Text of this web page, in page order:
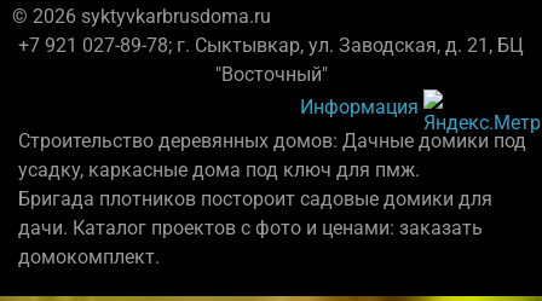
© 2026 syktyvkarbrusdoma.ru
+7 921 027-89-78; г. Сыктывкар, ул. Заводская, д. 21, БЦ
"Восточный"
Информация
Строительство деревянных домов: Дачные домики под
усадку, каркасные дома под ключ для пмж.
Бригада плотников постороит садовые домики для
дачи. Каталог проектов с фото и ценами: заказать
домокомплект.